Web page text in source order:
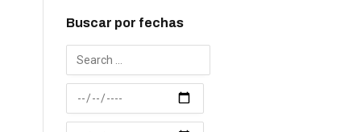
Buscar por fechas